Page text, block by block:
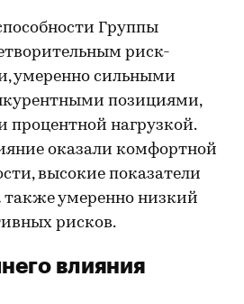
Группы
риск-
умеренно сильными
позициями,
процентной нагрузкой.
оказали комфортной
высокие показатели
также умеренно низкий
рисков.
влияния